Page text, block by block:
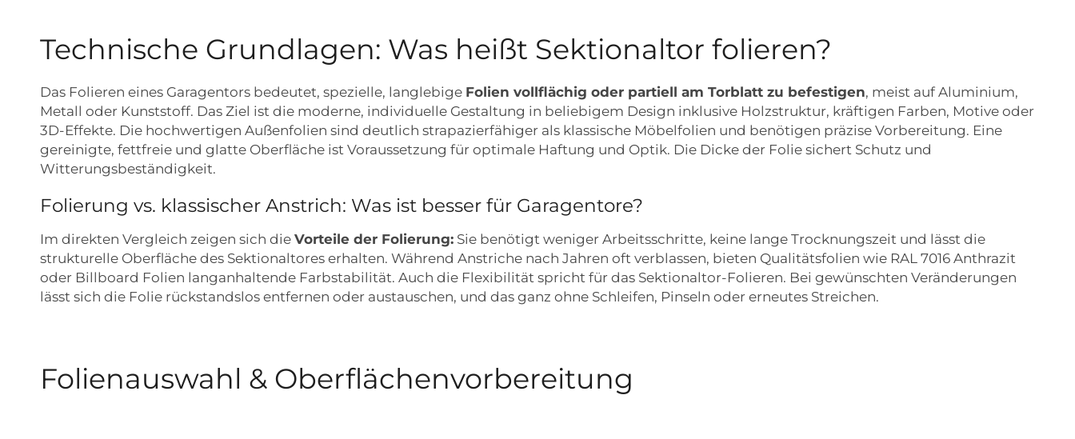
Technische Grundlagen: Was heißt Sektionaltor folieren?
Das Folieren eines Garagentors bedeutet, spezielle, langlebige Folien vollflächig oder partiell am Torblatt zu befestigen, meist auf Aluminium,
Metall oder Kunststoff. Das Ziel ist die moderne, individuelle Gestaltung in beliebigem Design inklusive Holzstruktur, kräftigen Farben, Motive oder
3D-Effekte. Die hochwertigen Außenfolien sind deutlich strapazierfähiger als klassische Möbelfolien und benötigen präzise Vorbereitung. Eine
gereinigte, fettfreie und glatte Oberfläche ist Voraussetzung für optimale Haftung und Optik. Die Dicke der Folie sichert Schutz und
Witterungsbeständigkeit.
Folierung vs. klassischer Anstrich: Was ist besser für Garagentore?
Im direkten Vergleich zeigen sich die Vorteile der Folierung: Sie benötigt weniger Arbeitsschritte, keine lange Trocknungszeit und lässt die
strukturelle Oberfläche des Sektionaltores erhalten. Während Anstriche nach Jahren oft verblassen, bieten Qualitätsfolien wie RAL 7016 Anthrazit
oder Billboard Folien langanhaltende Farbstabilität. Auch die Flexibilität spricht für das Sektionaltor-Folieren. Bei gewünschten Veränderungen
lässt sich die Folie rückstandslos entfernen oder austauschen, und das ganz ohne Schleifen, Pinseln oder erneutes Streichen.
Folienauswahl & Oberflächenvorbereitung